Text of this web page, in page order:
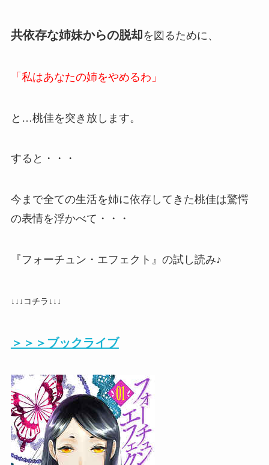
共依存な姉妹からの脱却を図るために、
「私はあなたの姉をやめるわ」
と…桃佳を突き放します。
すると・・・
今まで全ての生活を姉に依存してきた桃佳は驚愕
の表情を浮かべて・・・
『フォーチュン・エフェクト』の試し読み♪
↓↓↓コチラ↓↓↓
＞＞＞ブックライブ